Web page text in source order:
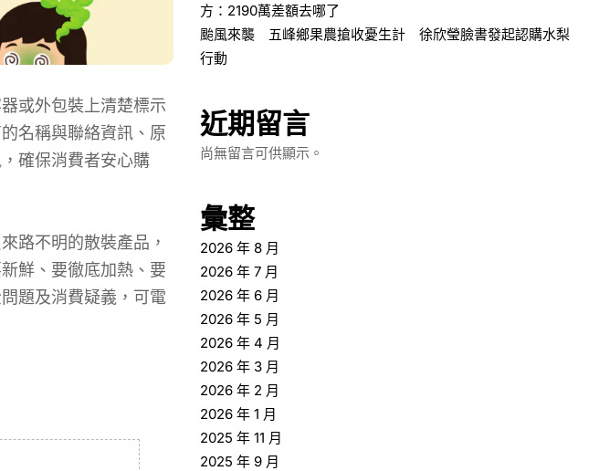
或外包裝上清楚標示
名稱與聯絡資訊、原
確保消費者安心購
路不明的散裝產品，
鮮、要徹底加熱、要
題及消費疑義，可電
方：2190萬差額去哪了
颱風來襲 五峰鄉果農搶收憂生計 徐欣瑩臉書發起認購水梨
行動
近期留言
尚無留言可供顯示。
彙整
2026 年 8 月
2026 年 7 月
2026 年 6 月
2026 年 5 月
2026 年 4 月
2026 年 3 月
2026 年 2 月
2026 年 1 月
2025 年 11 月
2025 年 9 月